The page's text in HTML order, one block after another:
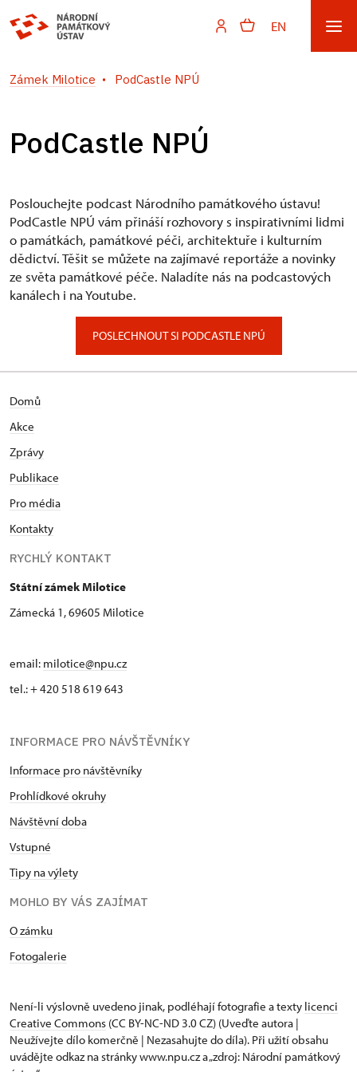
EN
Zámek Milotice PodCastle NPÚ
PodCastle NPÚ
Poslouchejte podcast Národního památkového ústavu!
PodCastle NPÚ vám přináší rozhovory s inspirativními lidmi
o památkách, památkové péči, architektuře i kulturním
dědictví. Těšit se můžete na zajímavé reportáže a novinky
ze světa památkové péče. Naladíte nás na podcastových
kanálech i na Youtube.
POSLECHNOUT SI PODCASTLE NPÚ
Domů
Akce
Zprávy
Publikace
Pro média
Kontakty
RYCHLÝ KONTAKT
Státní zámek Milotice
Zámecká 1, 69605 Milotice
email: milotice@npu.cz
tel.: + 420 518 619 643
INFORMACE PRO NÁVŠTĚVNÍKY
Informace pro návštěvníky
Prohlídkové okruhy
Návštěvní doba
Vstupné
Tipy na výlety
MOHLO BY VÁS ZAJÍMAT
O zámku
Fotogalerie
Není-li výslovně uvedeno jinak, podléhají fotografie a texty licenci
Creative Commons (CC BY-NC-ND 3.0 CZ) (Uveďte autora |
Neužívejte dílo komerčně | Nezasahujte do díla). Při užití obsahu
uvádějte odkaz na stránky www.npu.cz a „zdroj: Národní památkový